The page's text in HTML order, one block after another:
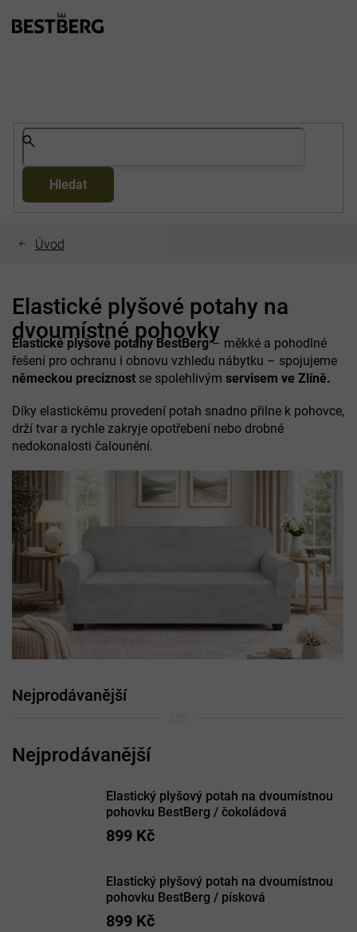
Hledat
Elastické plyšové potahy na
dvoumístné pohovky
Elastické plyšové potahy BestBerg– měkké a pohodlné
řešení pro ochranu i obnovu vzhledu nábytku – spojujeme
německou preciznost se spolehlivým servisem ve Zlíně.
Díky elastickému provedení potah snadno přilne k pohovce,
drží tvar a rychle zakryje opotřebení nebo drobné
nedokonalosti čalounění.
Nejprodávanější
Elastický plyšový potah na dvoumístnou
pohovku BestBerg / čokoládová
899 Kč
Elastický plyšový potah na dvoumístnou
pohovku BestBerg / písková
899 Kč